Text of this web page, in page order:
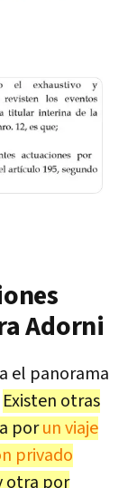
Adorni
el panorama
Existen otras
porun viaje
privado
otra por